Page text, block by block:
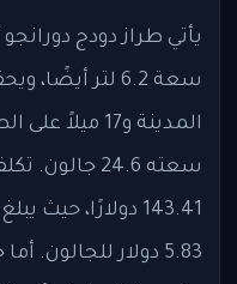
المدينة و17
سعته 24.6
143.41 دولارًا،
5.83 دولار للجالون.